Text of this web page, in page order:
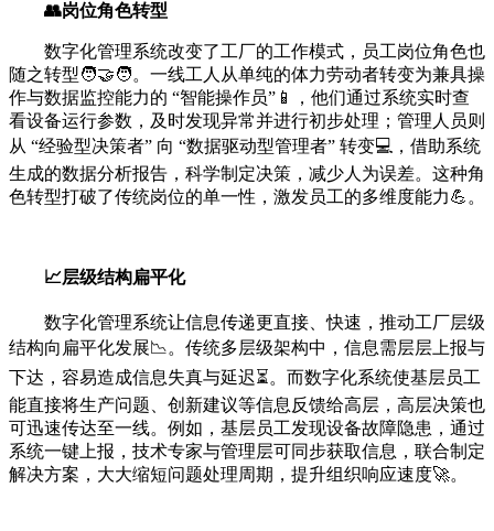
👥岗位角色转型
数字化管理系统改变了工厂的工作模式，员工岗位角色也
随之转型🧑‍🤝‍🧑。一线工人从单纯的体力劳动者转变为兼具操
作与数据监控能力的 “智能操作员”📱，他们通过系统实时查
看设备运行参数，及时发现异常并进行初步处理；管理人员则
从 “经验型决策者” 向 “数据驱动型管理者” 转变💻，借助系统
生成的数据分析报告，科学制定决策，减少人为误差。这种角
色转型打破了传统岗位的单一性，激发员工的多维度能力💪。
📈层级结构扁平化
数字化管理系统让信息传递更直接、快速，推动工厂层级
结构向扁平化发展📉。传统多层级架构中，信息需层层上报与
下达，容易造成信息失真与延迟⏳。而数字化系统使基层员工
能直接将生产问题、创新建议等信息反馈给高层，高层决策也
可迅速传达至一线。例如，基层员工发现设备故障隐患，通过
系统一键上报，技术专家与管理层可同步获取信息，联合制定
解决方案，大大缩短问题处理周期，提升组织响应速度🚀。